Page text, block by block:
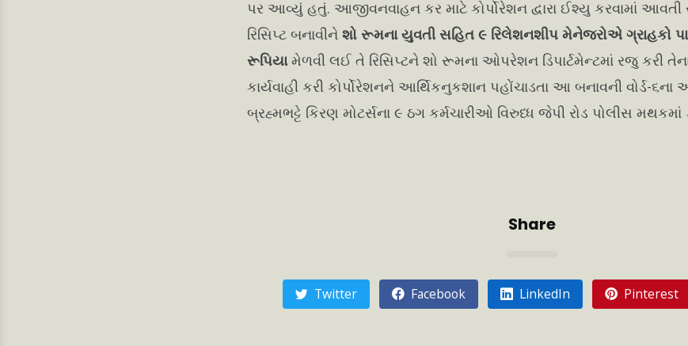
પર આવ્યું હતું. આજીવનવાહન કર માટે કોર્પોરેશન દ્વારા ઈશ્યુ કરવામાં આવતી
રિસિપ્ટ બનાવીને શો રૂમના યુવતી સહિત ૯ રિલેશનશીપ મેનેજરોએ ગ્રાહકો
રૂપિયામેળવી લઈ તે રિસિપ્ટને શો રૂમના ઓપરેશન ડિપાર્ટમેન્ટમાં રજુ કરી
કાર્યવાહી કરી કોર્પોરેશનને આર્થિકનુકશાન પહોંચાડતા આ બનાવની વોર્ડ-
બ્રહ્મભટ્ટે કિરણ મોટર્સના ૯ ઠગ કર્મચારીઓ વિરુધ્ધ જેપી રોડ પોલીસ મથકમાં
Share
Twitter Facebook LinkedIn Pinterest